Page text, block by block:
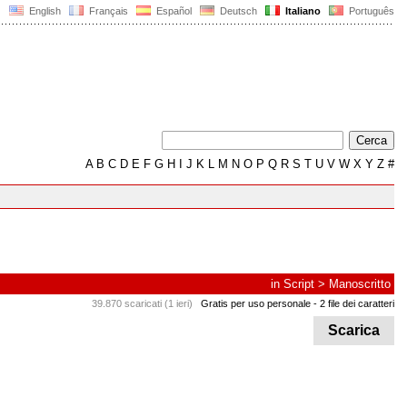
English Français Español Deutsch Italiano Português
AB C D E F G H J K L M N O P Q R S T U V W X Y Z #
in Script > Manoscritto
39.870 scaricati (1 ieri) Gratis per uso personale - 2 file dei caratteri
Scarica